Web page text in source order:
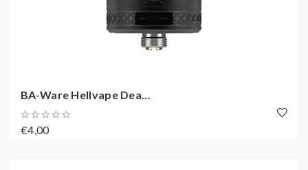
BA-Ware Hellvape Dea...
€4,00